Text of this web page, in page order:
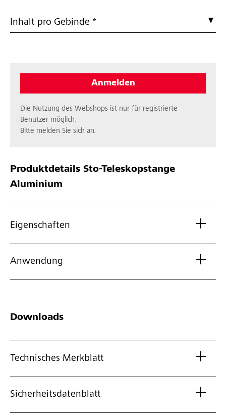
Inhalt pro Gebinde *
Anmelden
Die Nutzung des Webshops ist nur für registrierte
Benutzer möglich.
Bitte melden Sie sich an.
Produktdetails Sto-Teleskopstange
Aluminium
Eigenschaften
Anwendung
Downloads
Technisches Merkblatt
Sicherheitsdatenblatt